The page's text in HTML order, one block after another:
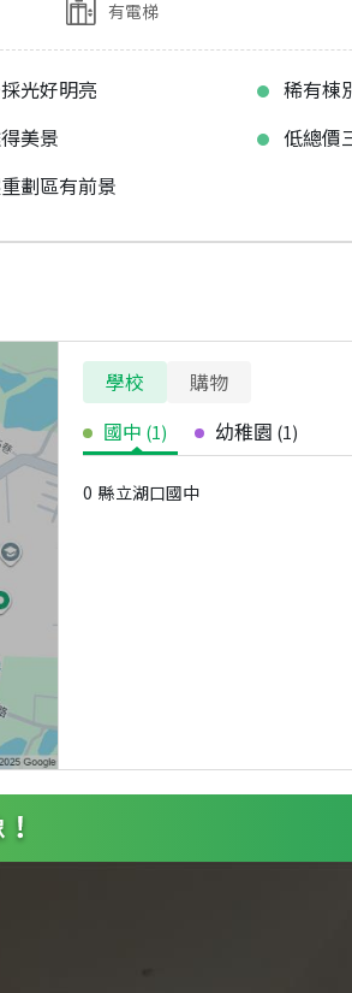
有電梯
光好明亮
稀有棟
美景
低總價
劃區有前景
學校
購物
國中 (1) 幼稚園 (1)
0 縣立湖口國中